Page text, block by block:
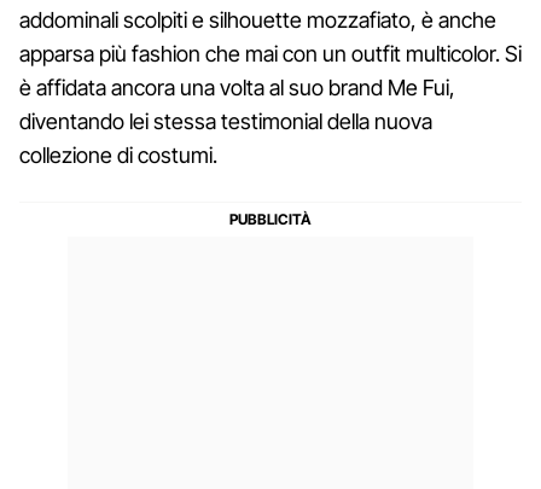
addominali scolpiti e silhouette mozzafiato, è anche
apparsa più fashion che mai con un outfit multicolor. Si
è affidata ancora una volta al suo brand Me Fui,
diventando lei stessa testimonial della nuova
collezione di costumi.